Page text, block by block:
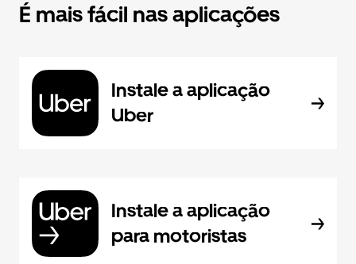
É mais fácil nas aplicações
Instale a aplicação
Uber
Instale a aplicação
para motoristas